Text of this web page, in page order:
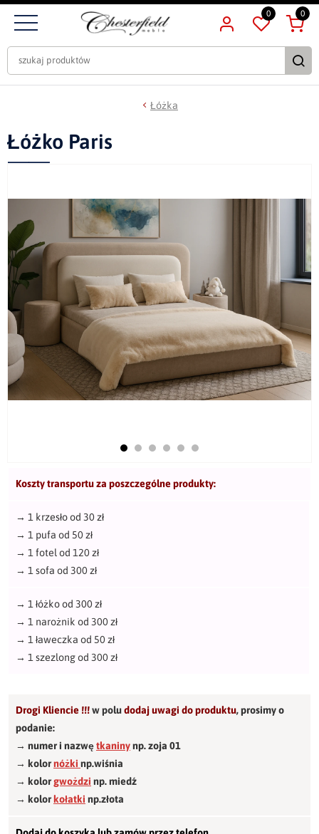
0 0
Łóżka
Łóżko Paris
Koszty transportu za poszczególne produkty:
→ 1 krzesło od 30 zł
→ 1 pufa od 50 zł
→ 1 fotel od 120 zł
→ 1 sofa od 300 zł
→ 1 łóżko od 300 zł
→ 1 narożnik od 300 zł
→ 1 ławeczka od 50 zł
→ 1 szezlong od 300 zł
Drogi Kliencie !!!w poludodaj uwagi do produktu,prosimy o
podanie:
→ numer i nazwętkaninynp. zoja 01
→ kolornóżki np.wiśnia
→ kolorgwożdzi np. miedź
→ kolorkołatki np.złota